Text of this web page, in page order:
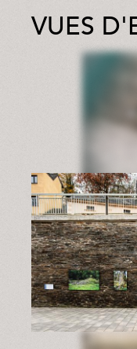
VUES